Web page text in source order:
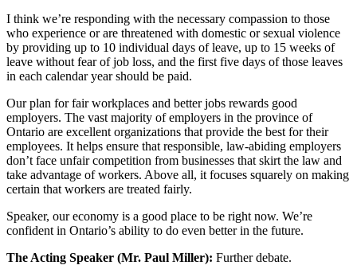
I think we’re responding with the necessary compassion to those
who experience or are threatened with domestic or sexual violence
by providing up to 10 individual days of leave, up to 15 weeks of
leave without fear of job loss, and the first five days of those leaves
in each calendar year should be paid.
Our plan for fair workplaces and better jobs rewards good
employers. The vast majority of employers in the province of
Ontario are excellent organizations that provide the best for their
employees. It helps ensure that responsible, law-abiding employers
don’t face unfair competition from businesses that skirt the law and
take advantage of workers. Above all, it focuses squarely on making
certain that workers are treated fairly.
Speaker, our economy is a good place to be right now. We’re
confident in Ontario’s ability to do even better in the future.
The Acting Speaker (Mr. Paul Miller): Further debate.